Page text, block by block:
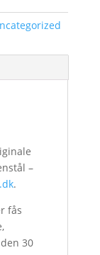
–
.
fås
30